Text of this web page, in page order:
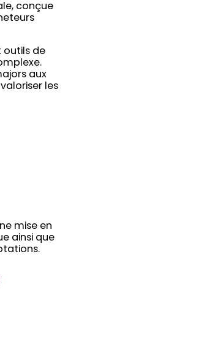
conçue
outils de
aux
les
mise en
ainsi que